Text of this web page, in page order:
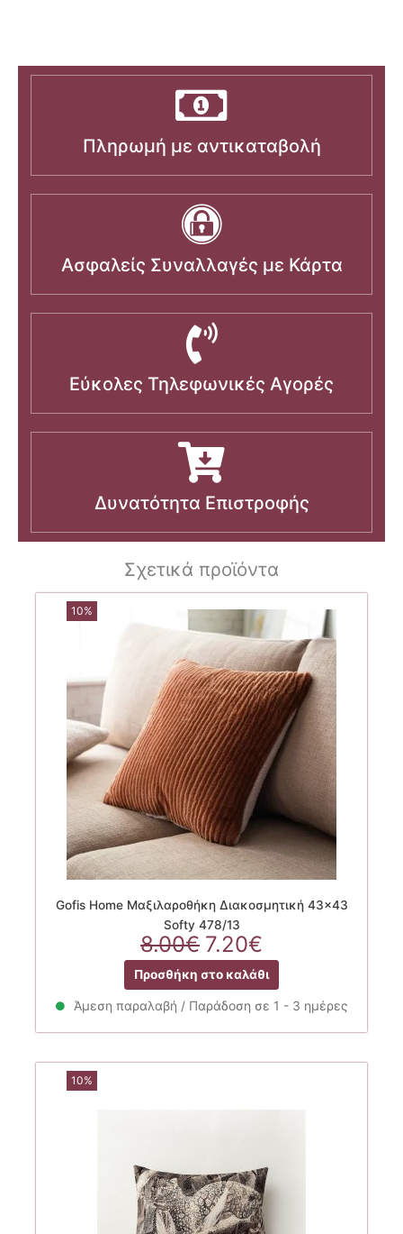
Πληρωμή με αντικαταβολή
Ασφαλείς Συναλλαγές με Κάρτα
Εύκολες Τηλεφωνικές Αγορές
Δυνατότητα Επιστροφής
Σχετικά προϊόντα
10%
Gofis Home Μαξιλαροθήκη Διακοσμητική 43×43
Softy 478/13
8.00€ Original
price
was:
8.00€.
7.20€
τρέχουσα
τιμή
είναι:
7.20€.
Προσθήκη στο καλάθι
Άμεση παραλαβή / Παράδοση σε 1 - 3 ημέρες
10%